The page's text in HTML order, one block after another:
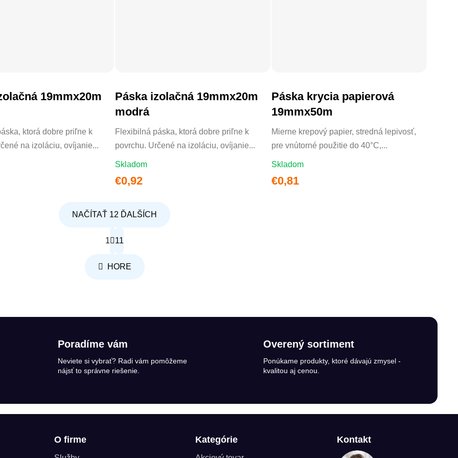
19mmx20m
ktorá dobre priľne k
na izoláciu, ovíjanie...
DO KOŠÍKA
Páska izolačná 19mmx20m
modrá
Flexibilná páska, ktorá dobre priľne k
povrchu. Určené na izoláciu, ovíjanie...
Skladom
€0,92
DO KOŠÍKA
Páska krycia papierová
19mmx50m
Mierne krepový papier, stredná lepivosť,
pre vnútorné použitie do 40°C,...
Skladom
€0,81
DO KOŠÍKA
Ovládacie prvky výpisu
NAČÍTAŤ 12 ĎALŠÍCH
1 11
HORE
Poradíme vám
Neviete si vybrať? Radi vám pomôžeme
nájsť to správne riešenie.
Overený sortiment
Ponúkame produkty, ktoré dávajú zmysel -
kvalitou aj cenou.
O firme Kategórie Kontakt